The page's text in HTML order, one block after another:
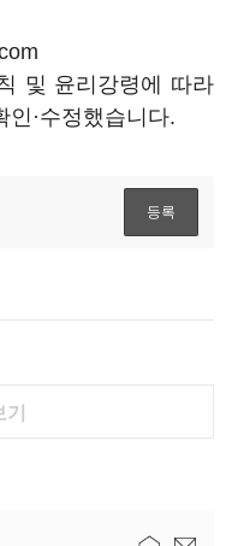
및 윤리강령에 따라
·수정했습니다.